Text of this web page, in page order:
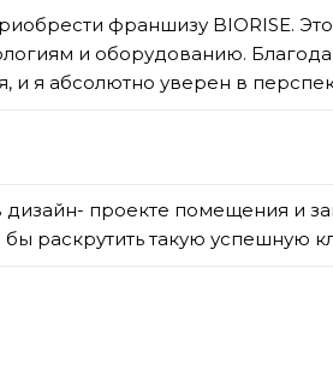
франшизу BIORISE.
и оборудованию.
я абсолютно уверен в
проекте помещения и
раскрутить такую успешную